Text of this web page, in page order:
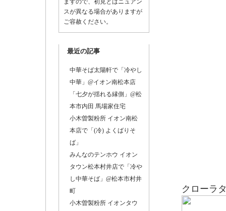
ますので、初見とはニュアン
スが異なる場合がありますが
ご容赦ください。
最近の記事
中華そば太陽軒で「冷やし
中華」@イオン南松本店
「七夕が揺れる縁側」@松
本市内田 馬場家住宅
小木曽製粉所 イオン南松
本店で「(冷) よくばりそ
ば」
みんなのテンホウ イオン
タウン松本村井店で「冷や
し中華そば」@松本市村井
町
小木曽製粉所 イオンタウ
クローラ